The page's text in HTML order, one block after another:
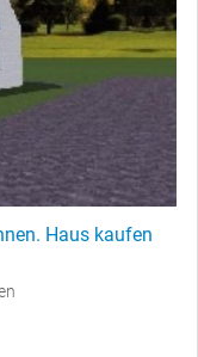
Haus kaufen